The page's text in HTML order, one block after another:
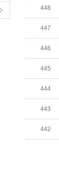
448
447
446
445
444
443
442